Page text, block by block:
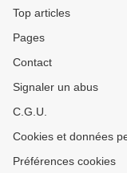
Top articles
Pages
Contact
Signaler un abus
C.G.U.
Cookies et données
Préférences cookies